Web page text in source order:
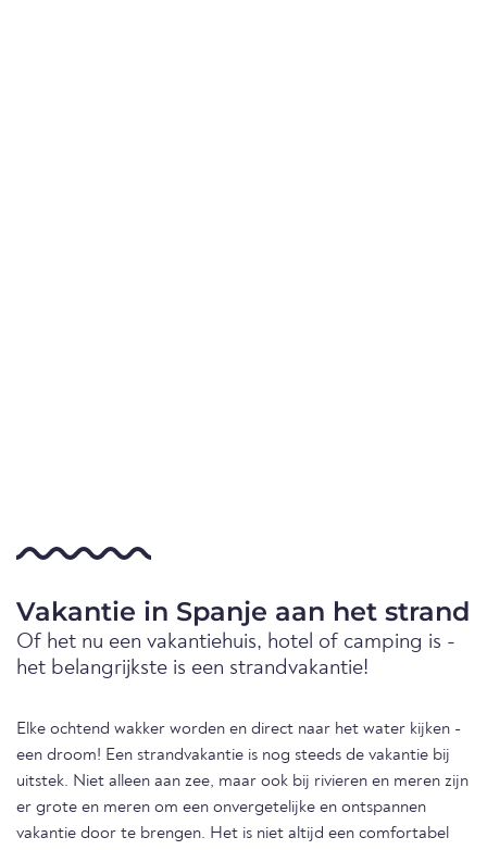
Vakantie in Spanje aan het strand
Of het nu een vakantiehuis, hotel of camping is -
het belangrijkste is een strandvakantie!
Elke ochtend wakker worden en direct naar het water kijken -
een droom! Een strandvakantie is nog steeds de vakantie bij
uitstek. Niet alleen aan zee, maar ook bij rivieren en meren zijn
er grote en meren om een onvergetelijke en ontspannen
vakantie door te brengen. Het is niet altijd een comfortabel